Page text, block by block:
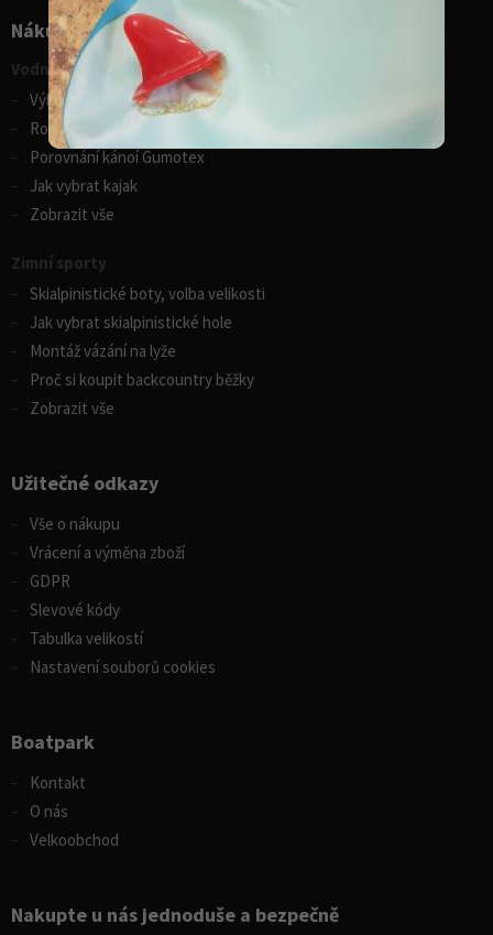
Nákupní rádce
Vodní sporty
Výběr pádla na paddleboard
Rozdíly v paddleboardech
Porovnání kánoí Gumotex
Jak vybrat kajak
Zobrazit vše
Zimní sporty
Skialpinistické boty, volba velikosti
Jak vybrat skialpinistické hole
Montáž vázání na lyže
Proč si koupit backcountry běžky
Zobrazit vše
Užitečné odkazy
Vše o nákupu
Vrácení a výměna zboží
GDPR
Slevové kódy
Tabulka velikostí
Nastavení souborů cookies
Boatpark
Kontakt
O nás
Velkoobchod
Nakupte u nás jednoduše a bezpečně